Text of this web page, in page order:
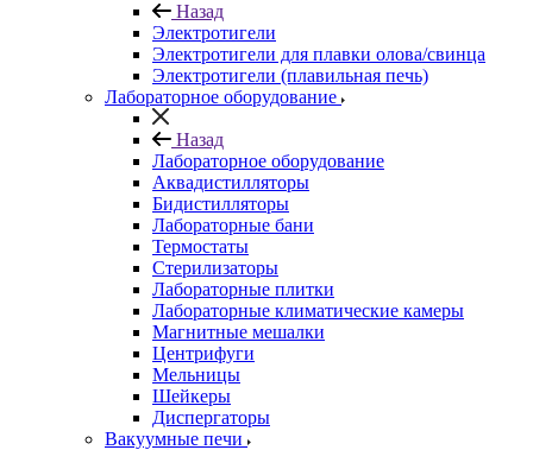
Назад
Электротигели
Электротигели для плавки олова/свинца
Электротигели (плавильная печь)
Лабораторное оборудование
Назад
Лабораторное оборудование
Аквадистилляторы
Бидистилляторы
Лабораторные бани
Термостаты
Стерилизаторы
Лабораторные плитки
Лабораторные климатические камеры
Магнитные мешалки
Центрифуги
Мельницы
Шейкеры
Диспергаторы
Вакуумные печи